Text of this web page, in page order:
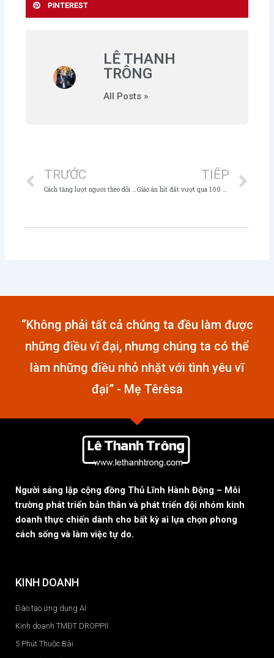
PINTEREST
LÊ THANH
TRÔNG
All Posts »
TRƯỚC
Cách tăng lượt người theo dõi Facebook cá nhân
TIẾP
Giáo án hít đất vượt qua 100 cái không nghỉ
“Không phải tất cả chúng ta đều làm được
những điều vĩ đại, nhưng chúng ta có thể
làm những điều nhỏ nhặt với tình yêu vĩ
đại” - Mẹ Têrêsa
Người sáng lập cộng đồng Thủ Lĩnh Hành Động – Môi
trường phát triển bản thân và phát triển đội nhóm kinh
doanh thực chiến dành cho bất kỳ ai lựa chọn phong
cách sống và làm việc tự do.
KINH DOANH
Đào tạo ứng dụng AI
Kinh doanh TMĐT DROPPII
5 Phút Thuộc Bài